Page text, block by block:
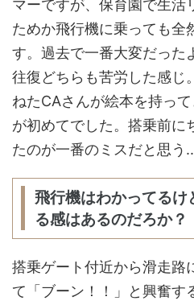
マーですが、保育園で生活
ためか飛行機に乗っても全
す。過去で一番大変だった
往復どちらも苦労した感じ
ねたCAさんが絵本を持っ
が初めてでした。搭乗前に
たのが一番のミスだと思う
飛行機はわかってるけ
る感はあるのだろか？
搭乗ゲート付近から滑走路
て「ブーン！！」と興奮す